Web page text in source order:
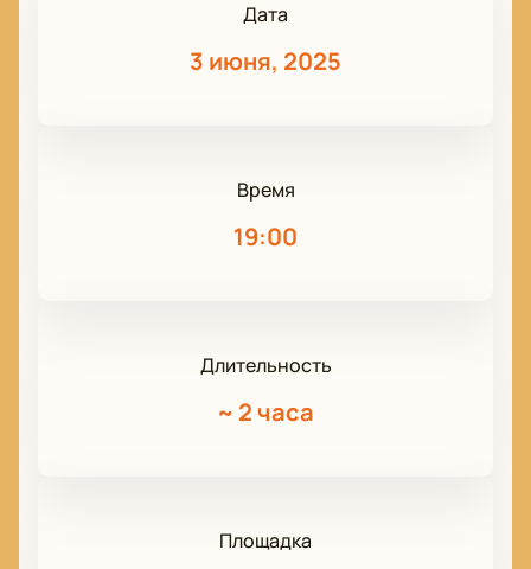
Дата
3 июня, 2025
Время
19:00
Длительность
~ 2 часа
Площадка